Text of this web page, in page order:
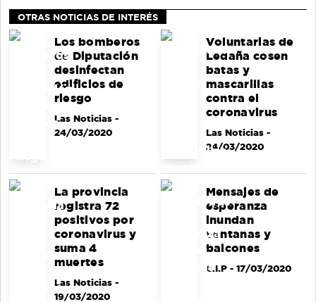
OTRAS NOTICIAS DE INTERÉS
Los bomberos
de Diputación
desinfectan
edificios de
riesgo
Las Noticias-
24/03/2020
Voluntarias de
Ledaña cosen
batas y
mascarillas
contra el
coronavirus
Las Noticias-
24/03/2020
La provincia
registra 72
positivos por
coronavirus y
suma 4
muertes
Las Noticias-
19/03/2020
Mensajes de
esperanza
inundan
ventanas y
balcones
C.I.P- 17/03/2020